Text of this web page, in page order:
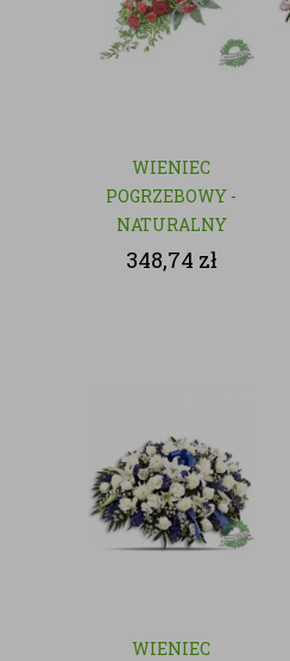
WIENIEC
POGRZEBOWY -
NATURALNY
348,74 zł
WIENIEC